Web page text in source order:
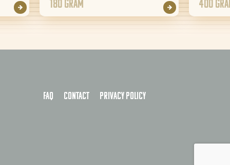
180 gram 400
FAQ Contact Privacy policy